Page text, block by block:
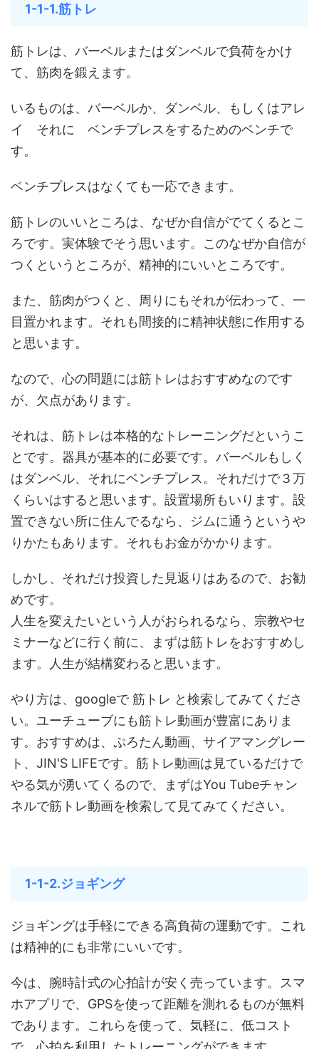
1-1-1.筋トレ
筋トレは、バーベルまたはダンベルで負荷をかけ
て、筋肉を鍛えます。
いるものは、バーベルか、ダンベル、もしくはアレ
イ それに ベンチプレスをするためのベンチで
す。
ベンチプレスはなくても一応できます。
筋トレのいいところは、なぜか自信がでてくるとこ
ろです。実体験でそう思います。このなぜか自信が
つくというところが、精神的にいいところです。
また、筋肉がつくと、周りにもそれが伝わって、一
目置かれます。それも間接的に精神状態に作用する
と思います。
なので、心の問題には筋トレはおすすめなのです
が、欠点があります。
それは、筋トレは本格的なトレーニングだというこ
とです。器具が基本的に必要です。バーベルもしく
はダンベル、それにベンチプレス。それだけで３万
くらいはすると思います。設置場所もいります。設
置できない所に住んでるなら、ジムに通うというや
りかたもあります。それもお金がかかります。
しかし、それだけ投資した見返りはあるので、お勧
めです。
人生を変えたいという人がおられるなら、宗教やセ
ミナーなどに行く前に、まずは筋トレをおすすめし
ます。人生が結構変わると思います。
やり方は、googleで 筋トレ と検索してみてくださ
い。ユーチューブにも筋トレ動画が豊富にありま
す。おすすめは、ぷろたん動画、サイアマングレー
ト、JIN'S LIFEです。筋トレ動画は見ているだけで
やる気が湧いてくるので、まずはYou Tubeチャン
ネルで筋トレ動画を検索して見てみてください。
1-1-2.ジョギング
ジョギングは手軽にできる高負荷の運動です。これ
は精神的にも非常にいいです。
今は、腕時計式の心拍計が安く売っています。スマ
ホアプリで、GPSを使って距離を測れるものが無料
であります。これらを使って、気軽に、低コスト